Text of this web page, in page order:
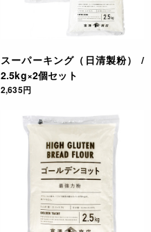
スーパーキング（日清製粉） /
2.5kg×2個セット
2,635円